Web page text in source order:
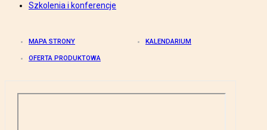
Szkolenia i konferencje
MAPA STRONY KALENDARIUM
OFERTA PRODUKTOWA